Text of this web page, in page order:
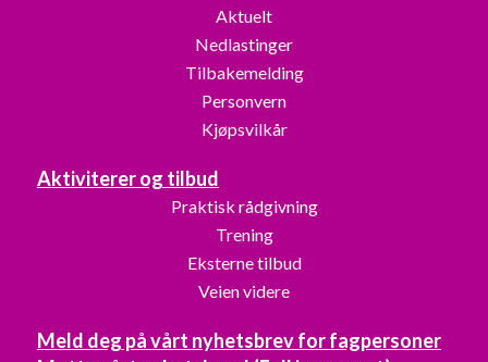
Aktuelt
Nedlastinger
Tilbakemelding
Personvern
Kjøpsvilkår
Aktiviterer og tilbud
Praktisk rådgivning
Trening
Eksterne tilbud
Veien videre
Meld deg på vårt nyhetsbrev for fagpersoner